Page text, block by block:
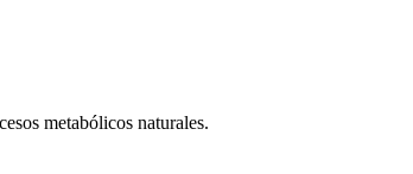
metabólicos naturales.